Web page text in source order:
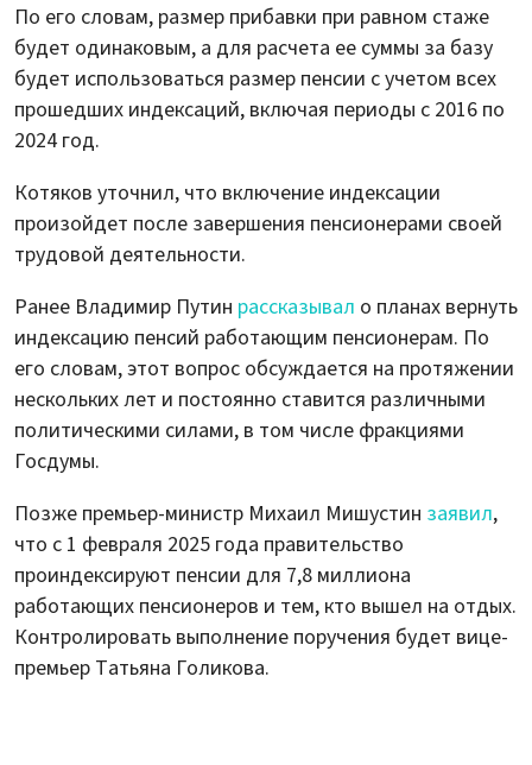
По его словам, размер прибавки при равном стаже
будет одинаковым, а для расчета ее суммы за базу
будет использоваться размер пенсии с учетом всех
прошедших индексаций, включая периоды с 2016 по
2024 год.
Котяков уточнил, что включение индексации
произойдет после завершения пенсионерами своей
трудовой деятельности.
Ранее Владимир Путин рассказывал о планах вернуть
индексацию пенсий работающим пенсионерам. По
его словам, этот вопрос обсуждается на протяжении
нескольких лет и постоянно ставится различными
политическими силами, в том числе фракциями
Госдумы.
Позже премьер-министр Михаил Мишустин заявил,
что с 1 февраля 2025 года правительство
проиндексируют пенсии для 7,8 миллиона
работающих пенсионеров и тем, кто вышел на отдых.
Контролировать выполнение поручения будет вице-
премьер Татьяна Голикова.